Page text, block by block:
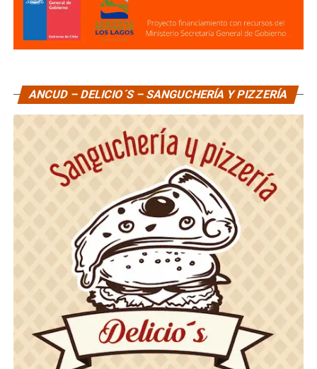
ANCUD – DELICIO´S – SANGUCHERÍA Y PIZZERÍA